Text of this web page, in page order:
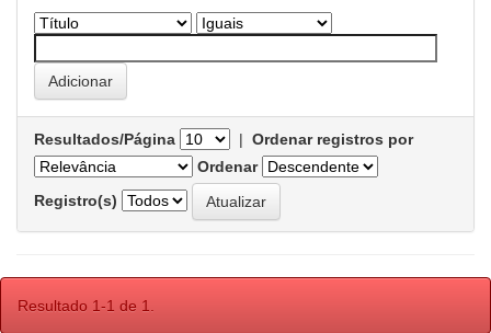
Resultados/Página | Ordenar registros por
Ordenar
Registro(s)
Resultado 1-1 de 1.